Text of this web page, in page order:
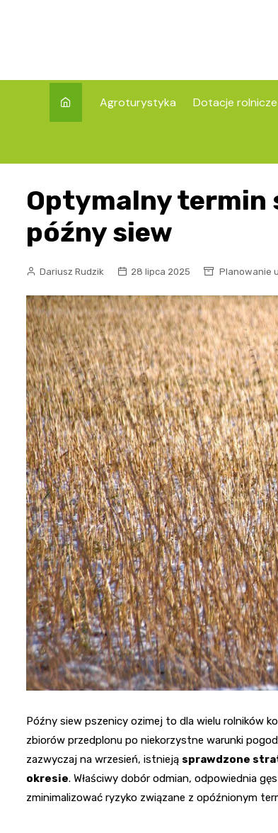
Agroturystyka Dotacje rolnicze
Optymalny termin
późny siew
Dariusz Rudzik 28 lipca 2025 Planowanie
Późny siew pszenicy ozimej to dla wielu rolników
zbiorów przedplonu po niekorzystne warunki
zazwyczaj na wrzesień, istnieją sprawdzone
okresie. Właściwy dobór odmian, odpowiednia
zminimalizować ryzyko związane z opóźnionym